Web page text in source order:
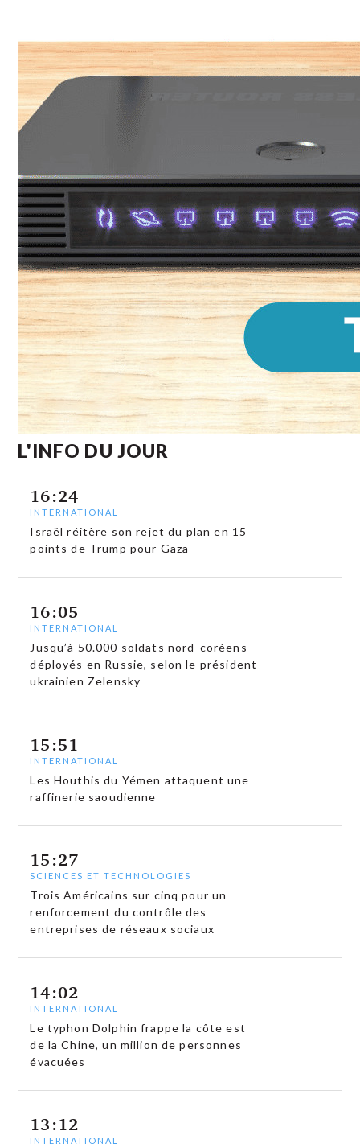
L'INFO DU JOUR
16:24
INTERNATIONAL
Israël réitère son rejet du plan en 15
points de Trump pour Gaza
16:05
INTERNATIONAL
Jusqu’à 50.000 soldats nord-coréens
déployés en Russie, selon le président
ukrainien Zelensky
15:51
INTERNATIONAL
Les Houthis du Yémen attaquent une
raffinerie saoudienne
15:27
SCIENCES ET TECHNOLOGIES
Trois Américains sur cinq pour un
renforcement du contrôle des
entreprises de réseaux sociaux
14:02
INTERNATIONAL
Le typhon Dolphin frappe la côte est
de la Chine, un million de personnes
évacuées
13:12
INTERNATIONAL